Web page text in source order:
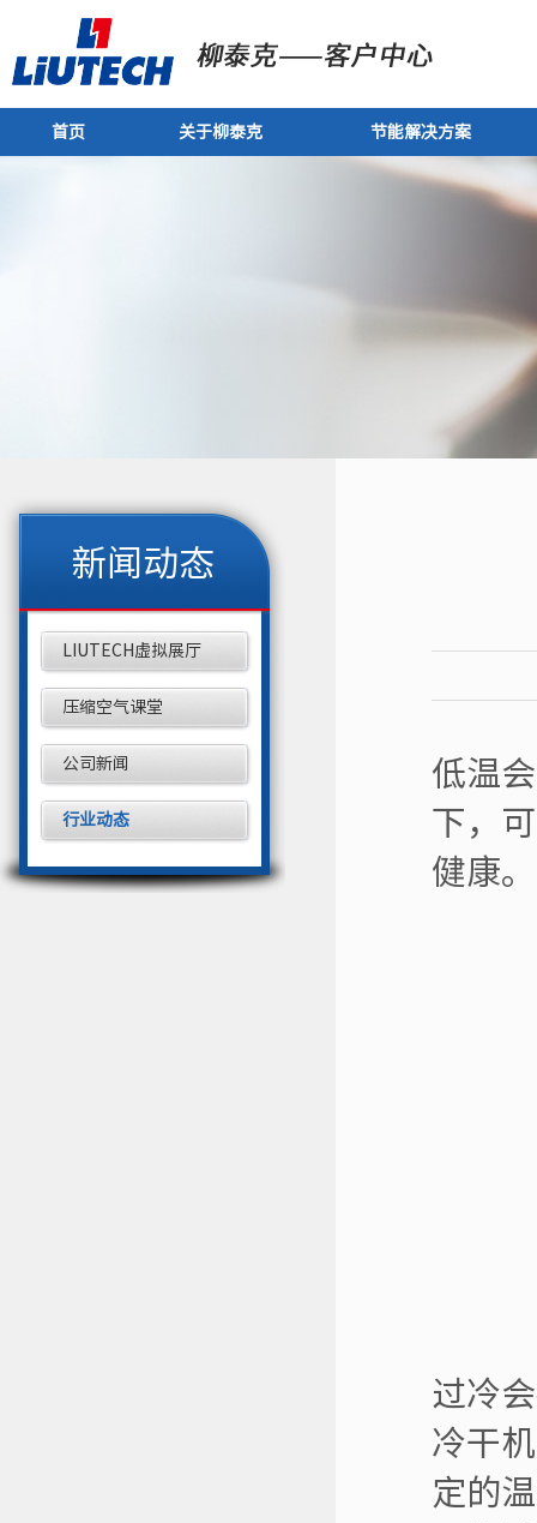
首页 关于柳泰克 节能解决方案
新闻动态
LIUTECH虚拟展厅
压缩空气课堂
公司新闻
行业动态
低温
下，
健康。
过冷
冷干
定的